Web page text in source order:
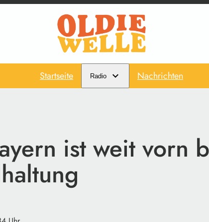
Startseite Radio Nachrichten
ist weit vorn